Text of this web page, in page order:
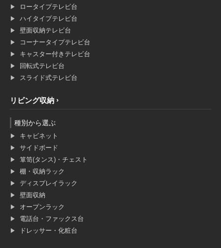
ロータイプテレビ台
ハイタイプテレビ台
壁面収納テレビ台
コーナータイプテレビ台
キャスター付きテレビ台
回転式テレビ台
スライド式テレビ台
リビング収納
種別から選ぶ
キャビネット
サイドボード
箪笥(タンス)・チェスト
棚・収納ラック
ディスプレイラック
壁面収納
オープンラック
電話台・ファックス台
ドレッサー・化粧台